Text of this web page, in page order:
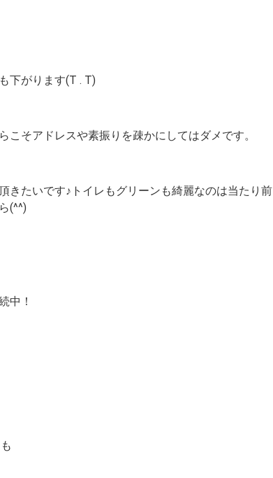
下がります(T . T)
そアドレスや素振りを疎かにしてはダメです。
きたいです♪トイレもグリーンも綺麗なのは当たり前
(^^)
中！